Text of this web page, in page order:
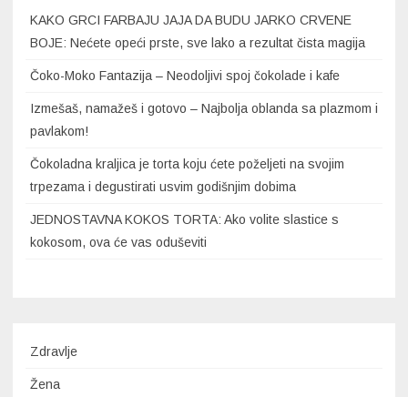
KAKO GRCI FARBAJU JAJA DA BUDU JARKO CRVENE
BOJE: Nećete opeći prste, sve lako a rezultat čista magija
Čoko-Moko Fantazija – Neodoljivi spoj čokolade i kafe
Izmešaš, namažeš i gotovo – Najbolja oblanda sa plazmom i
pavlakom!
Čokoladna kraljica je torta koju ćete poželjeti na svojim
trpezama i degustirati usvim godišnjim dobima
JEDNOSTAVNA KOKOS TORTA: Ako volite slastice s
kokosom, ova će vas oduševiti
Zdravlje
Žena